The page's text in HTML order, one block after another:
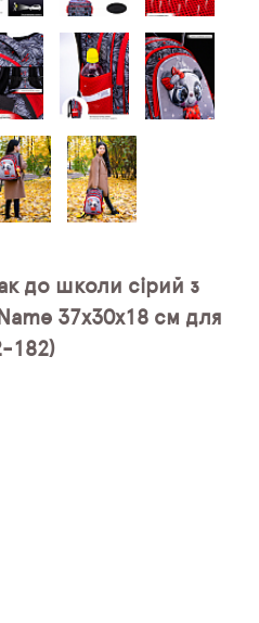
до школи сірий з
37х30х18 см для
182)